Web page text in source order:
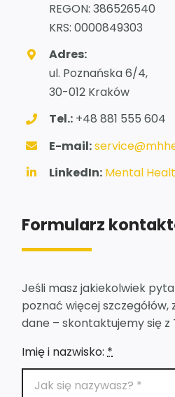
REGON: 386526540
KRS: 0000849303
Adres:
ul. Poznańska 6/4,
30-012 Kraków
Tel.:+48 881 555 604
E-mail:
LinkedIn: Mental
Formularz
Jeśli masz jakiekolwiek
poznać więcej
dane – skontaktujemy się z
Imię i nazwisko:*